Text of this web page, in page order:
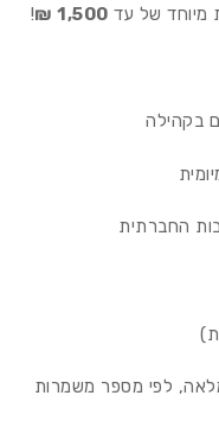
מיוחד של עד 1,500 ₪
!
בקהילה
החברתית
לפי מספר משמרות